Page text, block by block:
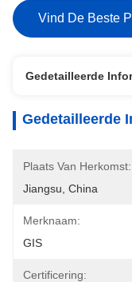
Vind De Beste
Gedetailleerde
Gedetailleerde
Plaats Van Herkomst:
Jiangsu, China
Merknaam:
GIS
Certificering: